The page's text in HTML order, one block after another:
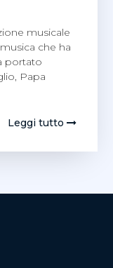
musicale
che ha
portato
Papa
Leggi tutto